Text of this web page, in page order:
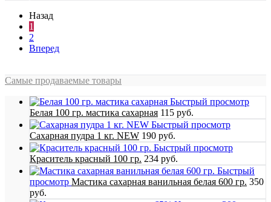
Назад
1
2
Вперед
Самые продаваемые товары
Быстрый просмотр
Белая 100 гр. мастика сахарная 115 руб.
Быстрый просмотр
Сахарная пудра 1 кг. NEW 190 руб.
Быстрый просмотр
Краситель красный 100 гр. 234 руб.
Быстрый
просмотр Мастика сахарная ванильная белая 600 гр. 350
руб.